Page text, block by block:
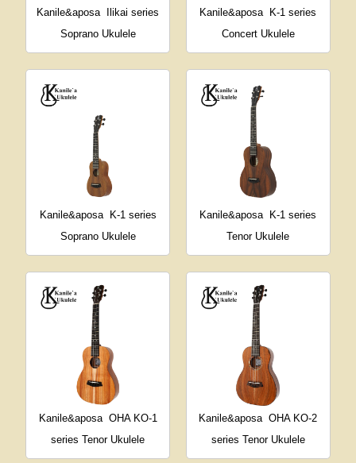
Kanile&aposa
Ilikai series
Soprano Ukulele
Kanile&aposa
K-1 series
Concert Ukulele
Kanile&aposa
K-1 series
Soprano Ukulele
Kanile&aposa
K-1 series
Tenor Ukulele
Kanile&aposa OHA KO-1
series Tenor Ukulele
Kanile&aposa OHA KO-2
series Tenor Ukulele